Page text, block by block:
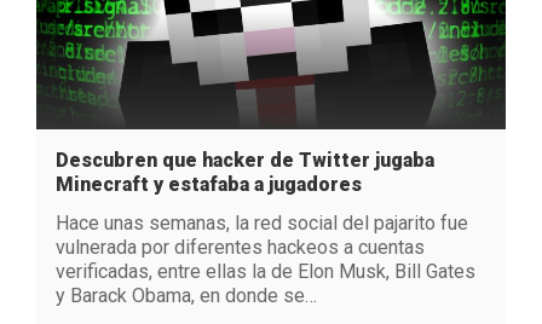
Descubren que hacker de Twitter jugaba
Minecraft y estafaba a jugadores
Hace unas semanas, la red social del pajarito fue
vulnerada por diferentes hackeos a cuentas
verificadas, entre ellas la de Elon Musk, Bill Gates
y Barack Obama, en donde se…